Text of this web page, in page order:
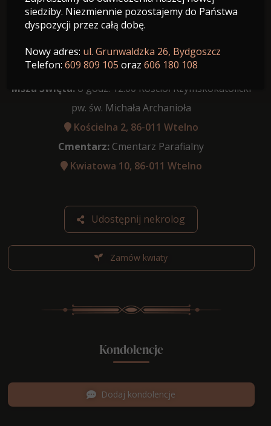
Data pogrzebu:15.05.2026
Różaniec:11:30 w Kościele Rzymskokatolicki pw. św.
Michała Archanioła
Msza Święta:o godz. 12:00 Kościół Rzymskokatolicki
pw. św. Michała Archanioła
Kościelna 2, 86-011 Wtelno
Cmentarz: Cmentarz Parafialny
Kwiatowa 10, 86-011 Wtelno
Udostępnij nekrolog
Zamów kwiaty
Kondolencje
Dodaj kondolencje
siedziby. Niezmiennie pozostajemy do Państwa
dyspozycji przez całą dobę.
Nowy adres: ul. Grunwaldzka 26, Bydgoszcz
Telefon:609 809 105 oraz606 180 108